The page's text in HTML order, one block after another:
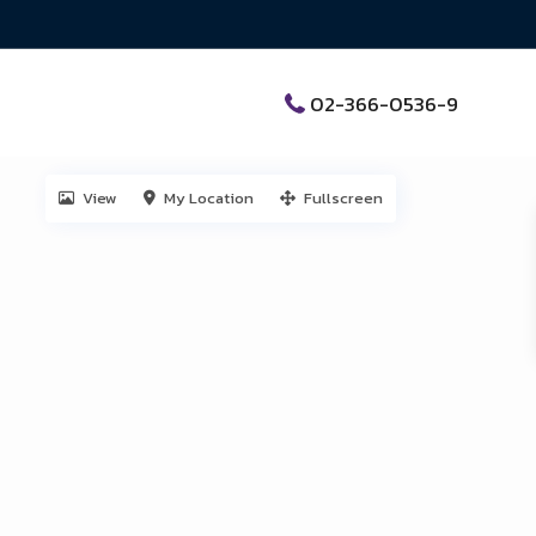
02-366-0536-9
View My Location Fullscreen